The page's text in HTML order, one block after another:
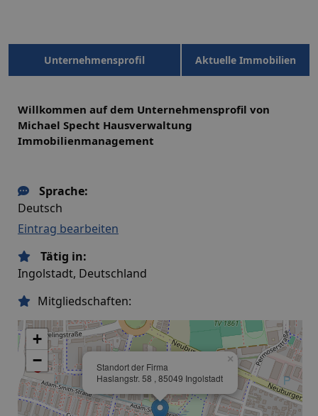
Unternehmensprofil Aktuelle Immobilien
Willkommen auf dem Unternehmensprofil von
Michael Specht Hausverwaltung
Immobilienmanagement
Sprache:
Deutsch
Eintrag bearbeiten
Tätig in:
Ingolstadt, Deutschland
Mitgliedschaften:
Standort der Firma
Haslangstr. 58 , 85049 Ingolstadt
×
+
−